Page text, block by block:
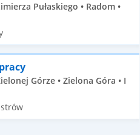
Pułaskiego • Radom •
Górze • Zielona Góra • I